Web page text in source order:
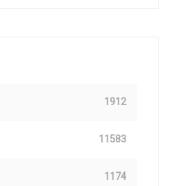
1912
11583
1174